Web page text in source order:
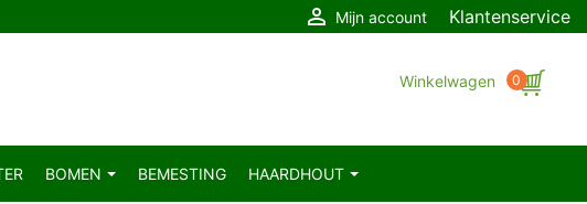
 Mijn account Klantenservice
Winkelwagen 0
BOMEN BEMESTING HAARDHOUT